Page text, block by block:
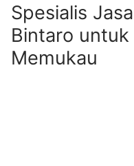
Spesialis
Bintaro untuk
Memukau